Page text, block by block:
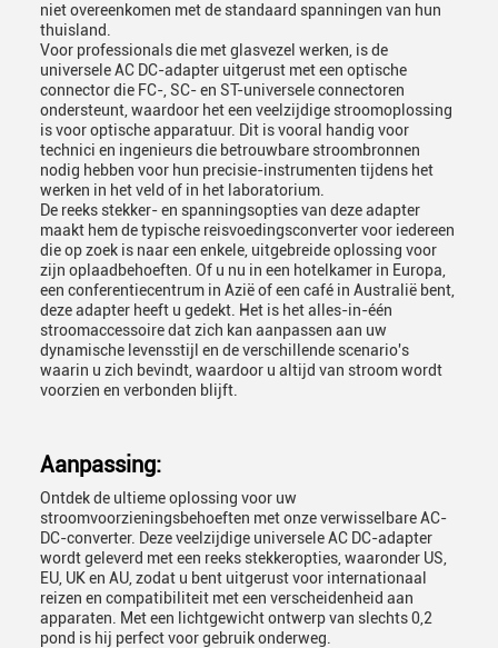
niet overeenkomen met de standaard spanningen van hun
thuisland.
Voor professionals die met glasvezel werken, is de
universele AC DC-adapter uitgerust met een optische
connector die FC-, SC- en ST-universele connectoren
ondersteunt, waardoor het een veelzijdige stroomoplossing
is voor optische apparatuur. Dit is vooral handig voor
technici en ingenieurs die betrouwbare stroombronnen
nodig hebben voor hun precisie-instrumenten tijdens het
werken in het veld of in het laboratorium.
De reeks stekker- en spanningsopties van deze adapter
maakt hem de typische reisvoedingsconverter voor iedereen
die op zoek is naar een enkele, uitgebreide oplossing voor
zijn oplaadbehoeften. Of u nu in een hotelkamer in Europa,
een conferentiecentrum in Azië of een café in Australië bent,
deze adapter heeft u gedekt. Het is het alles-in-één
stroomaccessoire dat zich kan aanpassen aan uw
dynamische levensstijl en de verschillende scenario's
waarin u zich bevindt, waardoor u altijd van stroom wordt
voorzien en verbonden blijft.
Aanpassing:
Ontdek de ultieme oplossing voor uw
stroomvoorzieningsbehoeften met onze verwisselbare AC-
DC-converter. Deze veelzijdige universele AC DC-adapter
wordt geleverd met een reeks stekkeropties, waaronder US,
EU, UK en AU, zodat u bent uitgerust voor internationaal
reizen en compatibiliteit met een verscheidenheid aan
apparaten. Met een lichtgewicht ontwerp van slechts 0,2
pond is hij perfect voor gebruik onderweg.